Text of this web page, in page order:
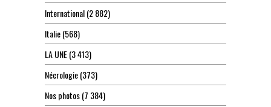
International(2 882)
Italie(568)
LA UNE(3 413)
Nécrologie(373)
Nos photos(7 384)